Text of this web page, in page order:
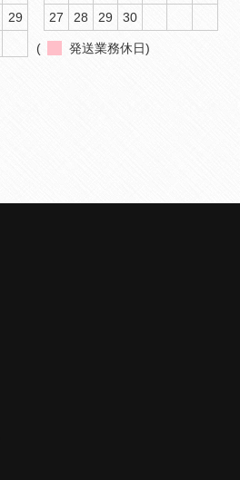
29
27
28 29 30
( 発送業務休日)